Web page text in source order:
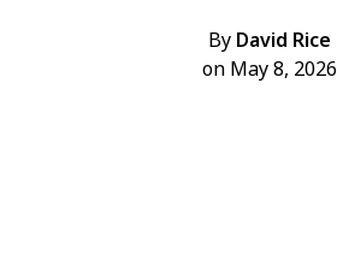
By David Rice
on May 8, 2026